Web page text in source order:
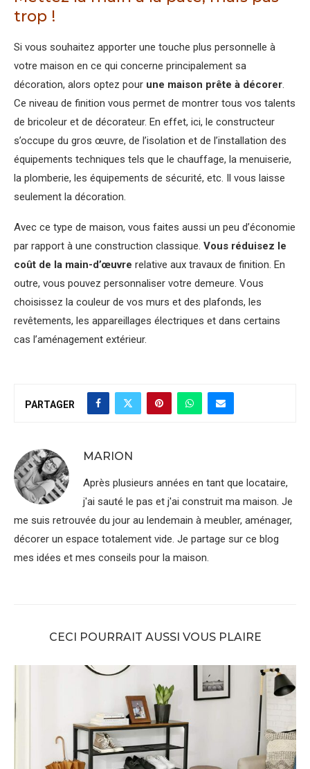
trop !
Si vous souhaitez apporter une touche plus personnelle à
votre maison en ce qui concerne principalement sa
décoration, alors optez pour une maison prête à décorer
Ce niveau de finition vous permet de montrer tous vos talents
de bricoleur et de décorateur. En effet, ici, le constructeur
s’occupe du gros œuvre, de l’isolation et de l’installation des
équipements techniques tels que le chauffage, la menuiserie,
la plomberie, les équipements de sécurité, etc. Il vous laisse
seulement la décoration.
Avec ce type de maison, vous faites aussi un peu d’économie
par rapport à une construction classique. Vous réduisez le
coût de la main-d’œuvre relative aux travaux de finition. En
outre, vous pouvez personnaliser votre demeure. Vous
choisissez la couleur de vos murs et des plafonds, les
revêtements, les appareillages électriques et dans certains
cas l’aménagement extérieur.
PARTAGER
MARION
Après plusieurs années en tant que locataire,
j'ai sauté le pas et j'ai construit ma maison. Je
me suis retrouvée du jour au lendemain à meubler, aménager,
décorer un espace totalement vide. Je partage sur ce blog
mes idées et mes conseils pour la maison.
CECI POURRAIT AUSSI VOUS PLAIRE